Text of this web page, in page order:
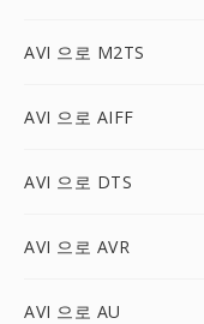
AVI 으로 M2TS
AVI 으로 AIFF
AVI 으로 DTS
AVI 으로 AVR
AVI 으로 AU